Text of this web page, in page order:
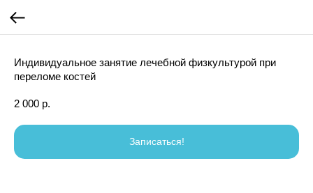
Индивидуальное занятие лечебной физкультурой при
переломе костей
2 000 р.
Записаться!